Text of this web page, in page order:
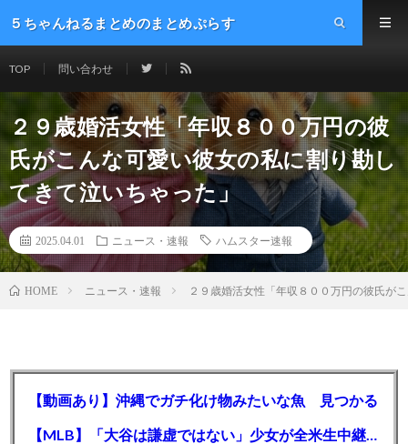
５ちゃんねるまとめのまとめぷらす
TOP 問い合わせ
２９歳婚活女性「年収８００万円の彼
氏がこんな可愛い彼女の私に割り勘し
てきて泣いちゃった」
2025.04.01 ニュース・速報 ハムスター速報
HOME ニュース・速報 ２９歳婚活女性「年収８００万円の彼氏が
【動画あり】沖縄でガチ化け物みたいな魚 見つかる
【MLB】「大谷は謙虚ではない」少女が全米生中継で突然の大谷翔平批判 サイン無視された過去明かす